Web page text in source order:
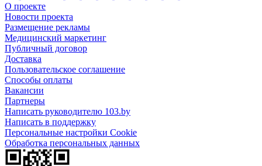
О проекте
Новости проекта
Размещение рекламы
Медицинский маркетинг
Публичный договор
Доставка
Пользовательское соглашение
Способы оплаты
Вакансии
Партнеры
Написать руководителю 103.by
Написать в поддержку
Персональные настройки Cookie
Обработка персональных данных